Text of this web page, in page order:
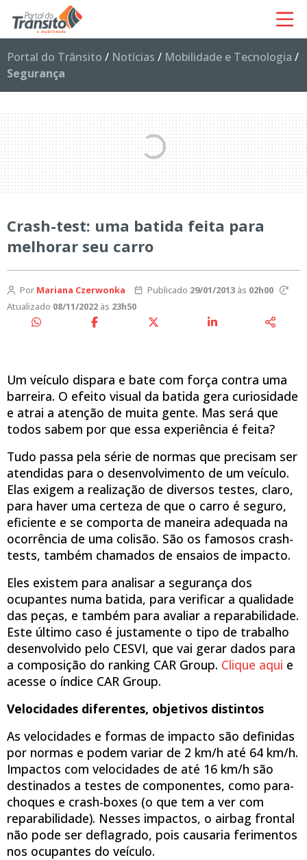
Portal do Trânsito / Notícias / Mobilidade e Tecnologia /
Segurança
Crash-test: uma batida feita para
melhorar seu carro
Por Mariana Czerwonka Publicado 29/01/2013às 02h00
Atualizado 08/11/2022 às 23h50
Um veículo dispara e bate com força contra uma
barreira. O efeito visual da batida gera curiosidade
e atrai a atenção de muita gente. Mas será que
todos sabem por que essa experiência é feita?
Tudo passa pela série de normas que precisam ser
atendidas para o desenvolvimento de um veículo.
Elas exigem a realização de diversos testes, claro,
para haver uma certeza de que o carro é seguro,
eficiente e se comporta de maneira adequada na
ocorrência de uma colisão. São os famosos crash-
tests, também chamados de ensaios de impacto.
Eles existem para analisar a segurança dos
ocupantes numa batida, para verificar a qualidade
das peças, e também para avaliar a reparabilidade.
Este último caso é justamente o tipo de trabalho
desenvolvido pelo CESVI, que vai gerar dados para
a composição do ranking CAR Group. Clique aqui e
acesse o índice CAR Group.
Velocidades diferentes, objetivos distintos
As velocidades e formas de impacto são definidas
por normas e podem variar de 2 km/h até 64 km/h.
Impactos com velocidades de até 16 km/h são
destinados a testes de componentes, como para-
choques e crash-boxes (o que tem a ver com
reparabilidade). Nesses impactos, o airbag frontal
não pode ser deflagrado, pois causaria ferimentos
nos ocupantes do veículo.